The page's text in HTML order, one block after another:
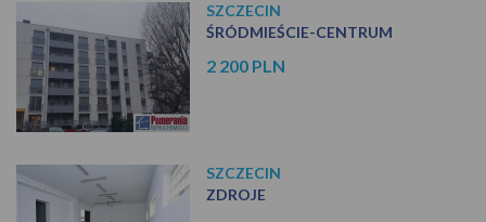
SZCZECIN
ŚRÓDMIEŚCIE-CENTRUM
2 200 PLN
SZCZECIN
ZDROJE